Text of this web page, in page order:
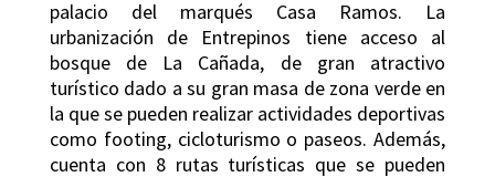
palacio del marqués Casa Ramos. La
urbanización de Entrepinos tiene acceso al
bosque de La Cañada, de gran atractivo
turístico dado a su gran masa de zona verde en
la que se pueden realizar actividades deportivas
como footing, cicloturismo o paseos. Además,
cuenta con 8 rutas turísticas que se pueden